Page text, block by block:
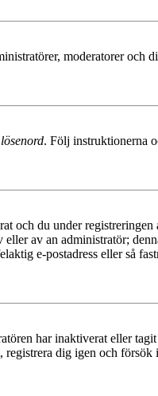
moderatorer och
. Följ instruktionerna
och du under registreringen
av an administratör;
e-postadress eller så
har inaktiverat eller
registrera dig igen och